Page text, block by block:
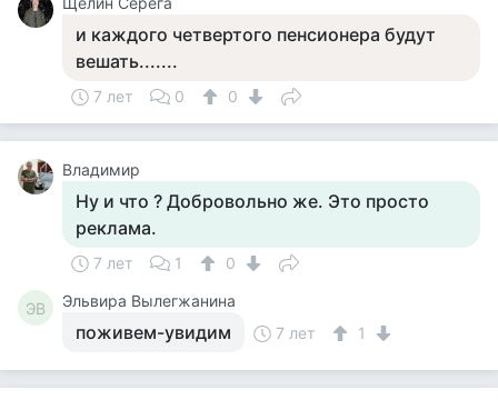
и каждого четвертого пенсионера будут
вешать.......
7 лет 0 0
Владимир
Ну и что ? Добровольно же. Это просто
реклама.
7 лет 1 0
ЭВ Эльвира Вылегжанина
поживем-увидим 7 лет 1